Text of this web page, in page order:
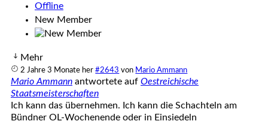
Offline
New Member
Mehr
2 Jahre 3 Monate her #2643 von Mario Ammann
Mario Ammann antwortete auf Oestreichische
Staatsmeisterschaften
Ich kann das übernehmen. Ich kann die Schachteln am
Bündner OL-Wochenende oder in Einsiedeln